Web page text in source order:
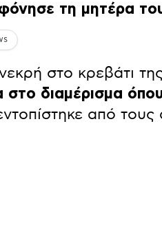
τη μητέρα
στο κρεβάτι
στο διαμέρισμα
από τους